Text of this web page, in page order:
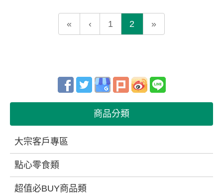
« ‹ 1 2 »
商品分類
大宗客戶專區
點心零食類
超值必BUY商品類